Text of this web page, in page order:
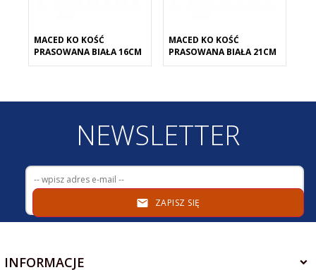
MACED KO KOŚĆ
PRASOWANA BIAŁA 16CM
MACED KO KOŚĆ
PRASOWANA BIAŁA 21CM
NEWSLETTER
ZAPISZ SIĘ
INFORMACJE